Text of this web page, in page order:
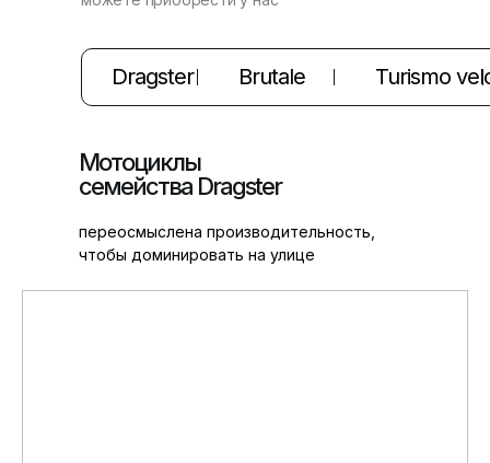
Dragster Brutale Turismo
Мотоциклы
семейства Dragster
переосмыслена производительность,
чтобы доминировать на улице